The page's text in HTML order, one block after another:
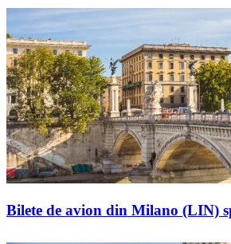
Bilete de avion din Milano (LIN)